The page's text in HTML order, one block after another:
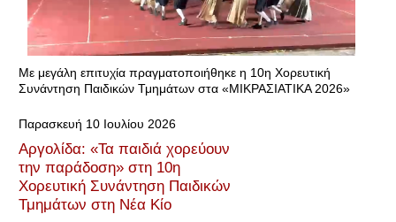
Με μεγάλη επιτυχία πραγματοποιήθηκε η 10η Χορευτική
Συνάντηση Παιδικών Τμημάτων στα «ΜΙΚΡΑΣΙΑΤΙΚΑ 2026»
Παρασκευή 10 Ιουλίου 2026
Αργολίδα: «Τα παιδιά χορεύουν
την παράδοση» στη 10η
Χορευτική Συνάντηση Παιδικών
Τμημάτων στη Νέα Κίο